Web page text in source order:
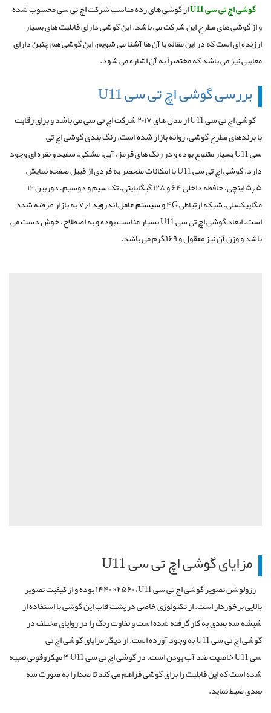
گوشی اچ تی سیU11از گوشی های رده مناسب شرکت اچ تی سی محسوب شده
و از گوشی های مطرح این شرکت می باشد. این گوشی دارای قابلیت های بسیار
ارزنده ای است که در این مقاله با آن ها آشنا می شویم. این گوشی هم چنین دارای
معایبی نیز می باشد که مختصراً به آن اشاره می شود.
بررسی گوشی اچ تی سیU11
گوشی اچ تی سیU11
از مدل های ۲۰۱۷ شرکت اچ تی سی می باشد و برای رقابت
با برندهای مطرح گوشی، روانه بازار شده است. رنگ بندی گوشی اچ تی
سیU11بسیار متنوع بوده و در رنگ های قرمز، آبی، مشکی، سفید و نقره ای وجود
دارد. گوشی اچ تی سیU11با امکانات منحصر به فردی از قبیل صفحه نمایش
۵٫۵ اینچی، حافظه داخلی ۶۴ و ۱۲۸ گیگابایتی، تک سیم و دوسیم، دوربین ۱۲
مگاپیکسلی، شبکه ارتباطی۴Gوسیستم عامل اندروید
۷٫۱ به بازار عرضه شده
است. ابعاد گوشی اچ تی سیU11بسیار مناسب بوده و به اصطلاح، خوش دست می
باشد و وزن آن نیز معقول و ۱۶۹ گرم می باشد.
مزایای گوشی اچ تی سیU11
رزولوشن تصویر گوشی اچ تی سی،U11
۲۵۶۰× ۱۴۴۰ بوده و از کیفیت تصویر
بالایی برخوردار است. از تکنولوژی خاصی در پشت قاب این گوشی با استفاده از
شیشه سه بعدی به کار گرفته شده است و تفاوت رنگ را در زوایای مختلف در
گوشی اچ تی سیU11به وجود آورده است. از دیگر مزایای گوشی اچ تی
سیU11خاصیت ضد آب بودن است. در گوشی اچ تی سیU11 ۴ میکروفونی تعبیه
شده است که این قابلیت را برای گوشی فراهم می کند تا صدا را به صورت سه
بعدی ضبط نماید.